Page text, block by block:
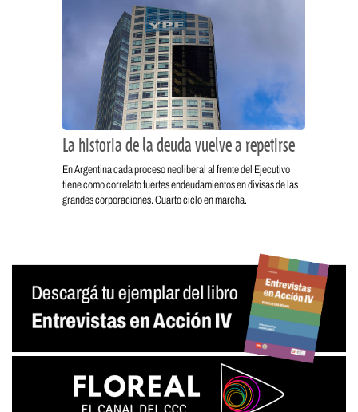
La historia de la deuda vuelve a repetirse
En Argentina cada proceso neoliberal al frente del Ejecutivo
tiene como correlato fuertes endeudamientos en divisas de las
grandes corporaciones. Cuarto ciclo en marcha.